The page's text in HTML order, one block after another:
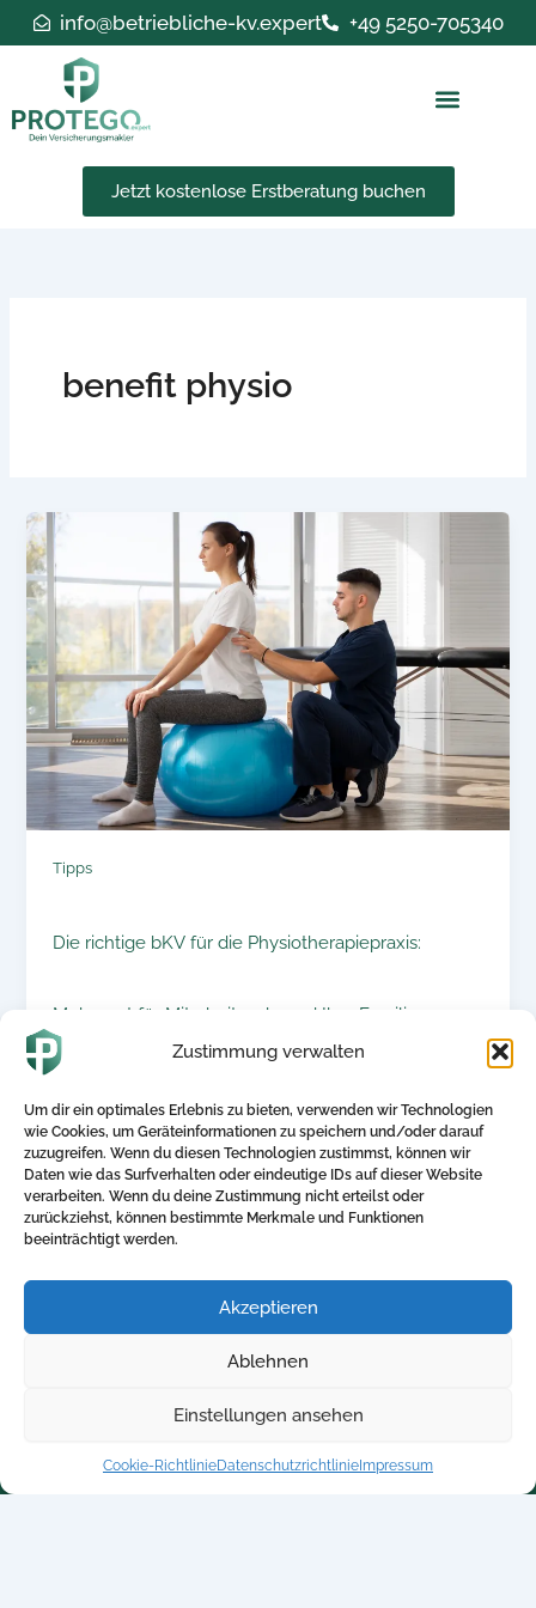
Zustimmung verwalten
Um dir ein optimales Erlebnis zu bieten, verwenden wir Technologien
wie Cookies, um Geräteinformationen zu speichern und/oder darauf
zuzugreifen. Wenn du diesen Technologien zustimmst, können wir
Daten wie das Surfverhalten oder eindeutige IDs auf dieser Website
verarbeiten. Wenn du deine Zustimmung nicht erteilst oder
zurückziehst, können bestimmte Merkmale und Funktionen
beeinträchtigt werden.
Akzeptieren
Ablehnen
Einstellungen ansehen
Cookie-RichtlinieDatenschutzrichtlinie Impressum
Inhalt
springen
info@betriebliche-kv.expert +49 5250-705340
Jetzt kostenlose Erstberatung buchen
benefit physio
Tipps
Die richtige bKV für die Physiotherapiepraxis:
Mehrwert für Mitarbeitende und Ihre Familien
Die richtige bKV für die Physiotherapiepraxis:
Mehrwert für Mitarbeitende und Ihre Familien Die
Gesundheit der Patienten steht in den meisten […]
Kontakt
Kontakt
info@betriebliche-